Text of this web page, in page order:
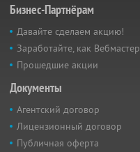
Бизнес-Партнёрам
Давайте сделаем акцию!
Заработайте, как Вебмастер
Прошедшие акции
Документы
Агентский договор
Лицензионный договор
Публичная оферта